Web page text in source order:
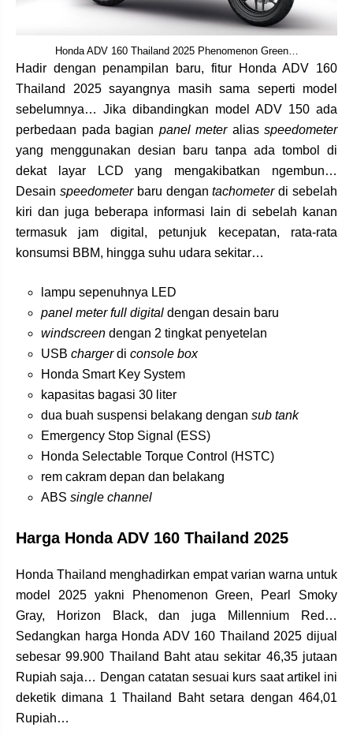
Honda ADV 160 Thailand 2025 Phenomenon Green…
Hadir dengan penampilan baru, fitur Honda ADV 160
Thailand 2025 sayangnya masih sama seperti model
sebelumnya… Jika dibandingkan model ADV 150 ada
perbedaan pada bagian panel meteralias speedometer
yang menggunakan desian baru tanpa ada tombol di
dekat layar LCD yang mengakibatkan ngembun…
Desain speedometerbaru dengantachometerdi sebelah
kiri dan juga beberapa informasi lain di sebelah kanan
termasuk jam digital, petunjuk kecepatan, rata-rata
konsumsi BBM, hingga suhu udara sekitar…
lampu sepenuhnya LED
panel meter full digital dengan desain baru
windscreen dengan 2 tingkat penyetelan
USB chargerdi console box
Honda Smart Key System
kapasitas bagasi 30 liter
dua buah suspensi belakang dengan sub tank
Emergency Stop Signal (ESS)
Honda Selectable Torque Control (HSTC)
rem cakram depan dan belakang
ABS single channel
Harga Honda ADV 160 Thailand 2025
Honda Thailand menghadirkan empat varian warna untuk
model 2025 yakni Phenomenon Green, Pearl Smoky
Gray, Horizon Black, dan juga Millennium Red…
Sedangkan harga Honda ADV 160 Thailand 2025 dijual
sebesar 99.900 Thailand Baht atau sekitar 46,35 jutaan
Rupiah saja… Dengan catatan sesuai kurs saat artikel ini
deketik dimana 1 Thailand Baht setara dengan 464,01
Rupiah…